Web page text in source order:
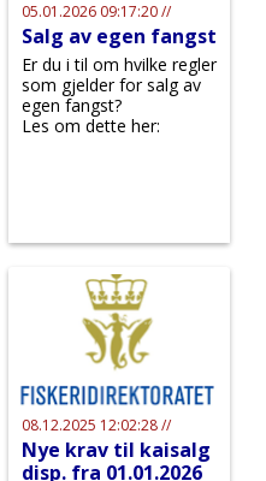
05.01.2026 09:17:20 //
Salg av egen fangst
Er du i til om hvilke regler
som gjelder for salg av
egen fangst?
Les om dette her:
08.12.2025 12:02:28 //
Nye krav til kaisalg
disp. fra 01.01.2026